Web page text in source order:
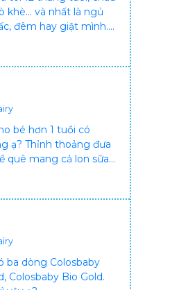
khè... và nhất là ngủ
đêm hay giật mình.
trạng vậy nên làm
ai cũng xót, mẹ cũng
ạ?. Cảm ơn bác sĩ.
bé hơn 1 tuổi có
ạ? Thỉnh thoảng đưa
quê mang cả lon sữa
muốn đổi cho bé
ba dòng Colosbaby
Colosbaby Bio Gold.